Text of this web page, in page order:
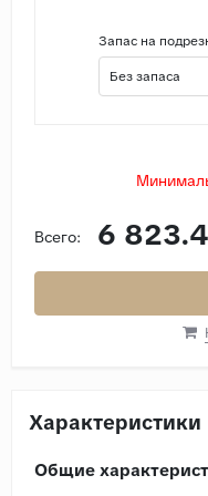
Запас на
Без запаса
Всего: 6
Характеристики
Общие